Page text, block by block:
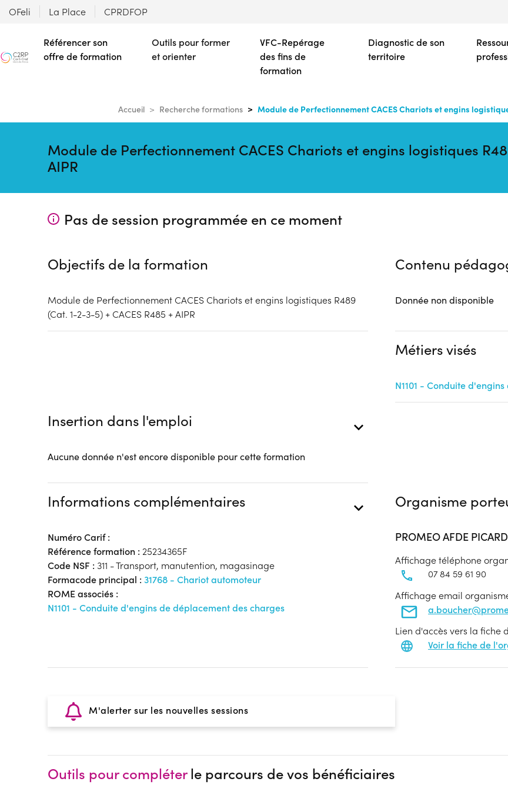
contenu
principal
OFeli La Place CPRDFOP
Référencer son
offre de formation
Outils pour former
et orienter
VFC-Repérage
des fins de
formation
Diagnostic de son
territoire
Accueil Recherche formations Module de Perfectionnement CACES Chariots et engins
Module de Perfectionnement CACES Chariots et engins logistiques
AIPR
Pas de session programmée en ce moment
Objectifs de la formation
Module de Perfectionnement CACES Chariots et engins logistiques R489
(Cat. 1-2-3-5) + CACES R485 + AIPR
Contenu
Donnée non disponible
Métiers visés
N1101 - Conduite
Insertion dans l'emploi
Aucune donnée n'est encore disponible pour cette formation
Informations complémentaires
Numéro Carif :
Référence formation : 25234365F
Code NSF : 311 - Transport, manutention, magasinage
Formacode principal : 31768 - Chariot automoteur
ROME associés :
N1101 - Conduite d'engins de déplacement des charges
Organisme
PROMEO AFDE
Affichage téléphone
07 84 59 61 90
Affichage email
Lien d'accès vers la fiche
Voir la fiche de
M'alerter sur les nouvelles sessions
Outils pour compléterle parcours de vos bénéficiaires